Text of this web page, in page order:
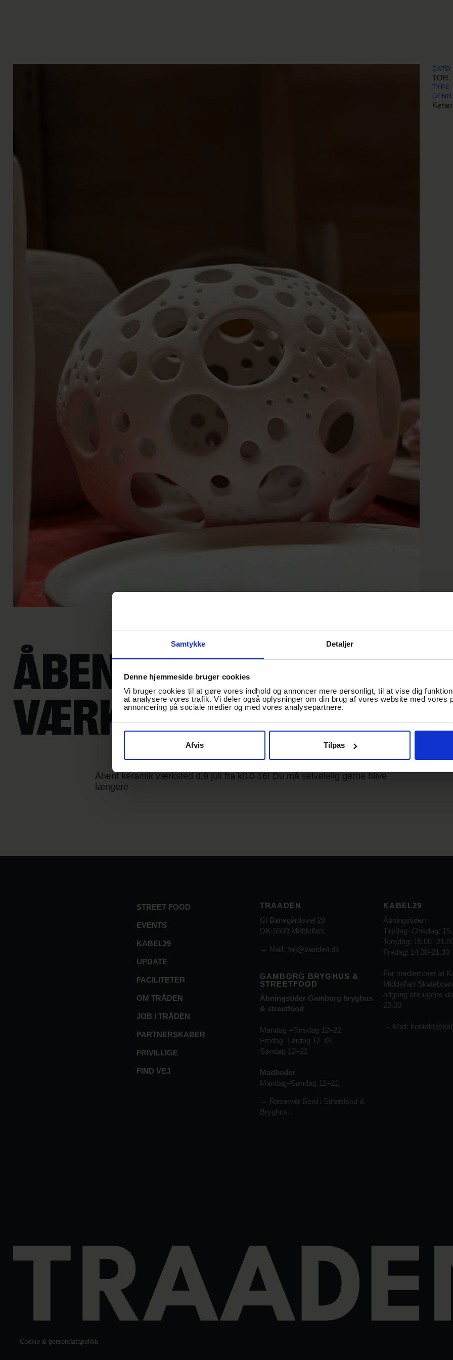
Samtykke Detaljer
Denne hjemmeside bruger cookies
Vi bruger cookies til at gøre vores indhold og annoncer mere personligt, til at vise dig
at analysere vores trafik. Vi deler også oplysninger om din brug af vores website med vores
annoncering på sociale medier og med vores analysepartnere.
Afvis Tilpas
DATO
TOR.
TYPE
ÅBENT KERAMIK
VÆRKSTED
Åbent keramik værksted d.9 juli fra kl10-16! Du må selvølelig gerne blive
længere
STREET FOOD
EVENTS
KABEL29
UPDATE
FACILITETER
OM TRÅDEN
JOB I TRÅDEN
PARTNERSKABER
FRIVILLIGE
FIND VEJ
TRAADEN
Gl Banegårdsvej 29
DK-5500 Middelfart.
→ Mail: hej@traaden.dk
GAMBORG BRYGHUS &
STREETFOOD
Åbningstider Gamborg bryghus
& streetfood
Mandag –Torsdag 12–22
Fredag–Lørdag 12–01
Søndag 12–22
Madboder
Mandag–Søndag 12–21
→ Reservér Bord i Streetfood &
Bryghus.
KABEL29
Åbningstider:
Tirsdag- Onsdag:
Torsdag: 16.00 -
Fredag: 14.30-21.30
For medlemmer af
Middelfart
adgang alle ugens
23.00
→ Mail:
Cookie & persondatapolitik